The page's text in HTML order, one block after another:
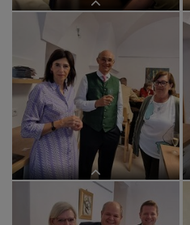
im BEGEGNUNGSzentrum